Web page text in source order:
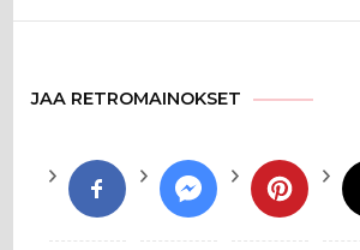
JAA RETROMAINOKSET